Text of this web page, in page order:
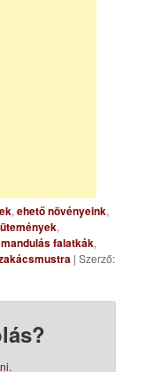
,ehető növényeink,
,
mandulás falatkák,
| Szerző:
.